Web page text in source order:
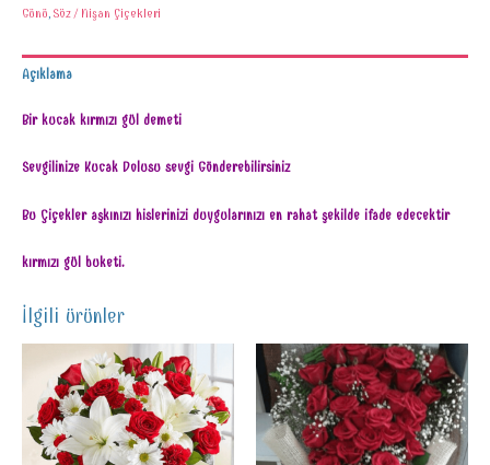
Günü, Söz / Nişan Çiçekleri
Açıklama
Bir kucak kırmızı gül demeti
Sevgilinize Kucak Dolusu sevgi Gönderebilirsiniz
Bu Çiçekler aşkınızı hislerinizi duygularınızı en rahat şekilde ifade edecektir
kırmızı gül buketi.
İlgili ürünler